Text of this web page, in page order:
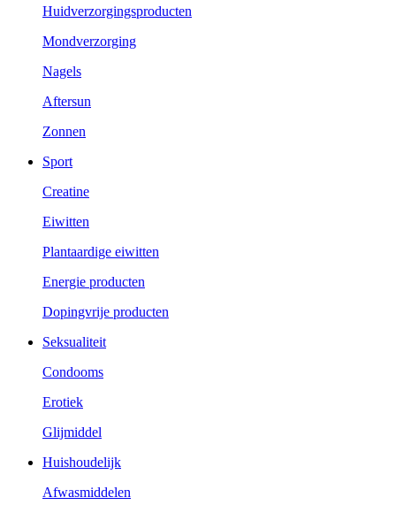
Huidverzorgingsproducten
Mondverzorging
Nagels
Aftersun
Zonnen
Sport
Creatine
Eiwitten
Plantaardige eiwitten
Energie producten
Dopingvrije producten
Seksualiteit
Condooms
Erotiek
Glijmiddel
Huishoudelijk
Afwasmiddelen